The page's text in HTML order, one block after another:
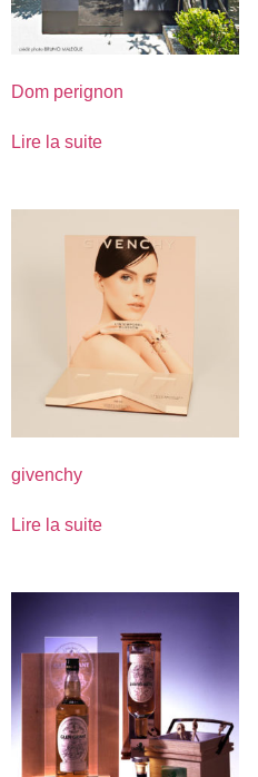
Dom perignon
Lire la suite
givenchy
Lire la suite